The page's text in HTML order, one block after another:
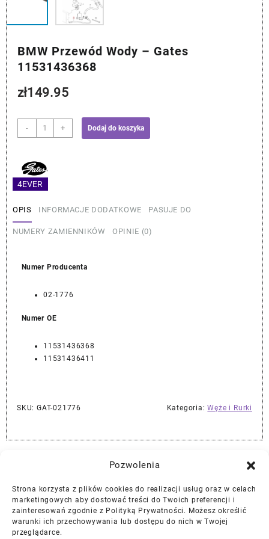
Pozwolenia
Strona korzysta z plików cookies do realizacji usług oraz w celach
marketingowych aby dostować treści do Twoich preferencji i
zainteresowań zgodnie z Polityką Prywatności. Możesz określić
warunki ich przechowywania lub dostępu do nich w Twojej
przeglądarce.
4EVER
BMW Przewód Wody – Gates
11531436368
zł149.95
-
ilość
BMW
Wody
-
Gates
+ Dodaj do koszyka
OPIS INFORMACJE DODATKOWE PASUJE DO
NUMERY ZAMIENNIKÓW OPINIE (0)
Numer Producenta
02-1776
Numer OE
11531436368
11531436411
SKU: GAT-021776 Kategoria:Węże i Rurki
Najlepszej Jakości Części Samochodowe z Gwarancją Dożywotnią!*
Gwarancja i Zwroty
Polityka Prywatności